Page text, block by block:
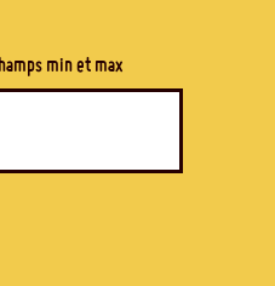
min et max